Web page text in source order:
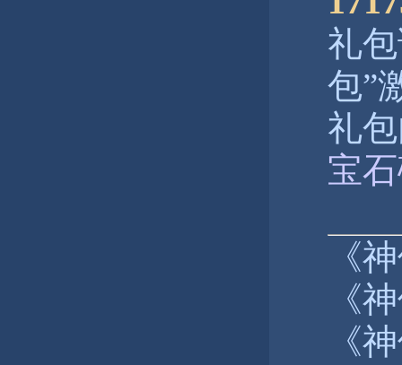
礼
包”
礼
宝
《
《
《